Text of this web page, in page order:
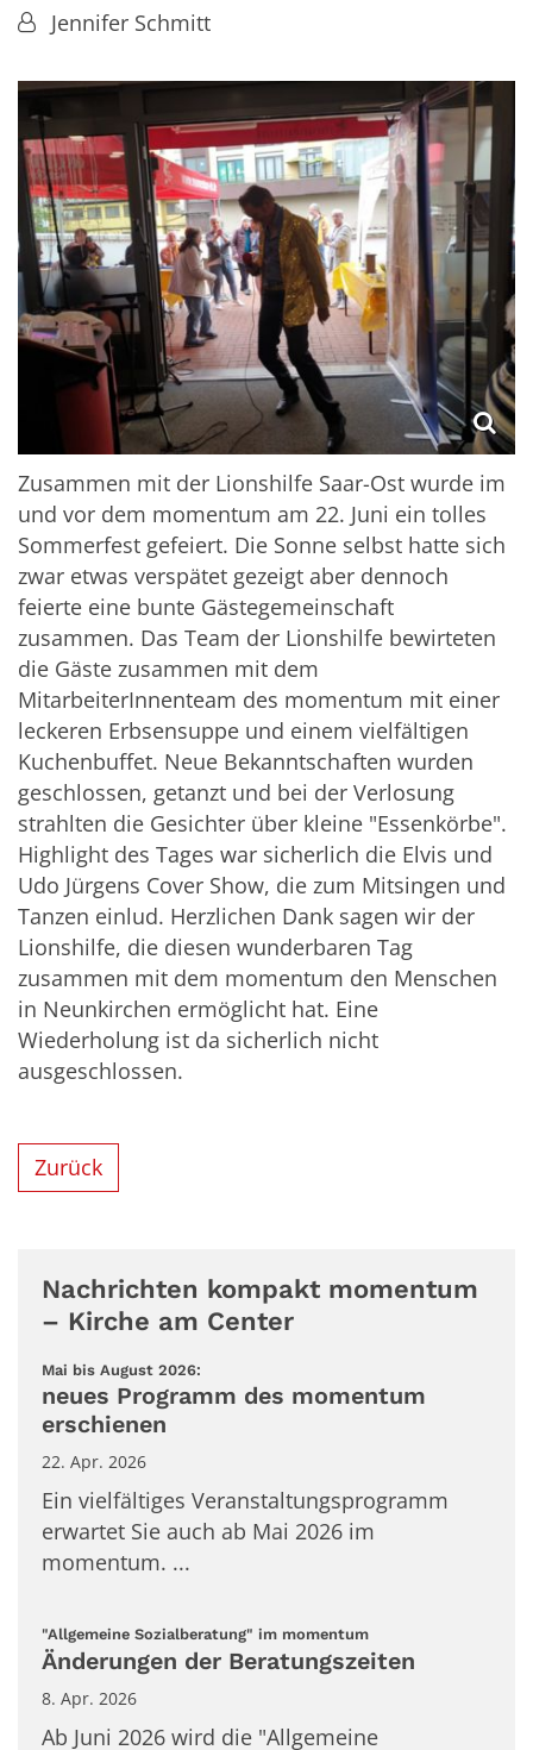
Von:Jennifer Schmitt
Zusammen mit der Lionshilfe Saar-Ost wurde im
und vor dem momentum am 22. Juni ein tolles
Sommerfest gefeiert. Die Sonne selbst hatte sich
zwar etwas verspätet gezeigt aber dennoch
feierte eine bunte Gästegemeinschaft
zusammen. Das Team der Lionshilfe bewirteten
die Gäste zusammen mit dem
MitarbeiterInnenteam des momentum mit einer
leckeren Erbsensuppe und einem vielfältigen
Kuchenbuffet. Neue Bekanntschaften wurden
geschlossen, getanzt und bei der Verlosung
strahlten die Gesichter über kleine "Essenkörbe".
Highlight des Tages war sicherlich die Elvis und
Udo Jürgens Cover Show, die zum Mitsingen und
Tanzen einlud. Herzlichen Dank sagen wir der
Lionshilfe, die diesen wunderbaren Tag
zusammen mit dem momentum den Menschen
in Neunkirchen ermöglicht hat. Eine
Wiederholung ist da sicherlich nicht
ausgeschlossen.
Zurück
Nachrichten kompakt momentum
– Kirche am Center
Mai bis August 2026:
neues Programm des momentum
erschienen
22. Apr. 2026
Ein vielfältiges Veranstaltungsprogramm
erwartet Sie auch ab Mai 2026 im
momentum. ...
"Allgemeine Sozialberatung" im momentum:
Änderungen der Beratungszeiten
8. Apr. 2026
Ab Juni 2026 wird die "Allgemeine